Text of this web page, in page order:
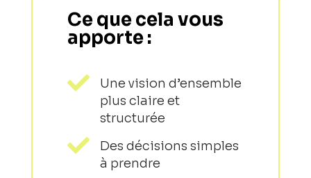
Ce que cela vous
apporte :

Une vision d’ensemble
plus claire et
structurée

Des décisions simples
à prendre